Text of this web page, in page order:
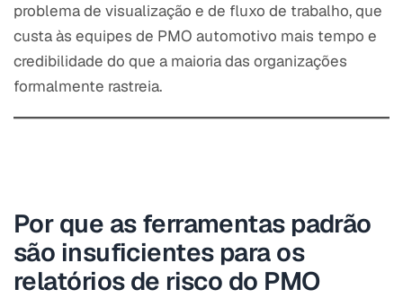
problema de visualização e de fluxo de trabalho, que
custa às equipes de PMO automotivo mais tempo e
credibilidade do que a maioria das organizações
formalmente rastreia.
Por que as ferramentas padrão
são insuficientes para os
relatórios de risco do PMO